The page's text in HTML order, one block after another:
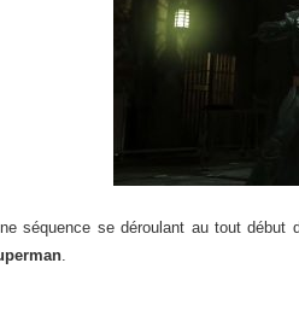
séquence se déroulant au tout début